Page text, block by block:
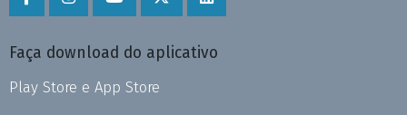
Faça download do aplicativo
Play Store e App Store